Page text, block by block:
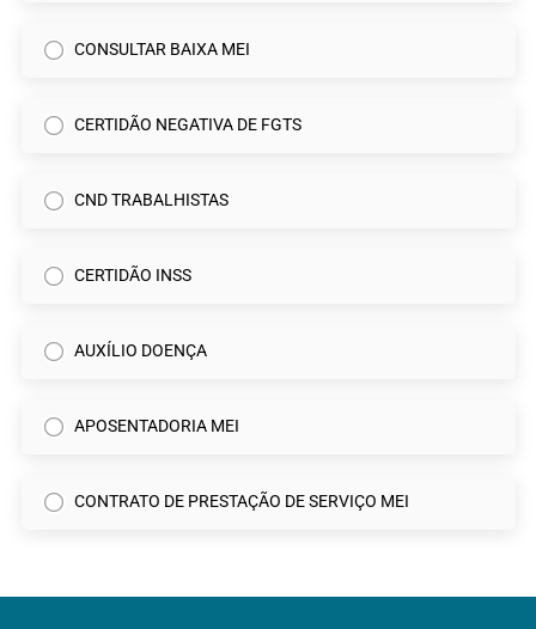
CONSULTAR BAIXA MEI
CERTIDÃO NEGATIVA DE FGTS
CND TRABALHISTAS
CERTIDÃO INSS
AUXÍLIO DOENÇA
APOSENTADORIA MEI
CONTRATO DE PRESTAÇÃO DE SERVIÇO MEI